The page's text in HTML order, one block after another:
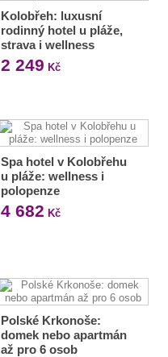
Kolobřeh: luxusní
rodinný hotel u pláže,
strava i wellness
2 249 Kč
Spa hotel v Kolobřehu
u pláže: wellness i
polopenze
4 682 Kč
Polské Krkonoše:
domek nebo apartmán
až pro 6 osob